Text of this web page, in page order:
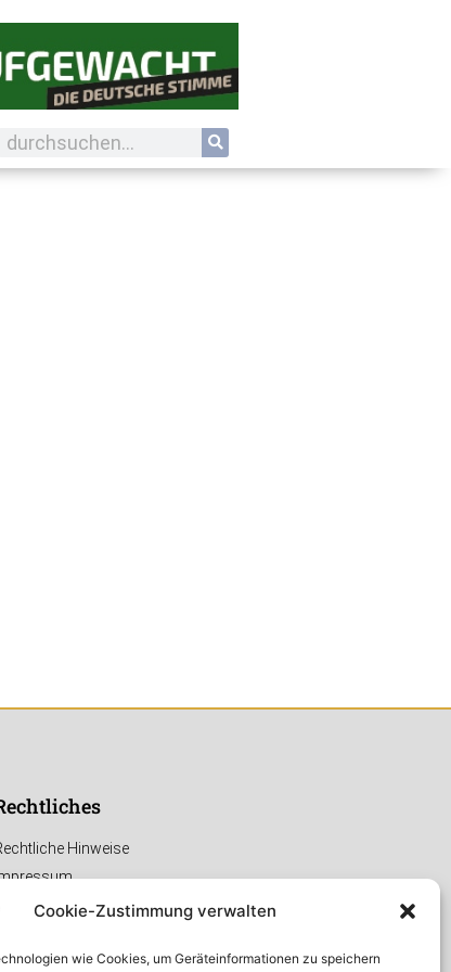
Cookie-Zustimmung verwalten
wie Cookies, um Geräteinformationen zu speichern
Hinweise